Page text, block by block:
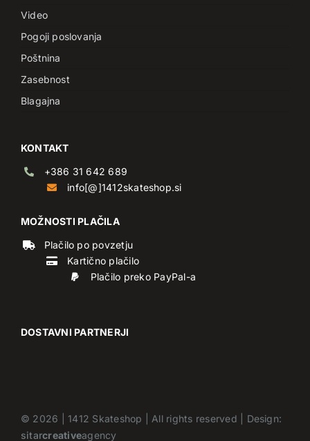
Video
Pogoji poslovanja
Poštnina
Zasebnost
Blagajna
KONTAKT
+386 31 642 689
info[@]1412skateshop.si
MOŽNOSTI PLAČILA
Plačilo po povzetju
Kartično plačilo
Plačilo preko PayPal-a
DOSTAVNI PARTNERJI
© 2026 |1412 Skateshop | All rights reserved | Design:
sitarcreativeagency